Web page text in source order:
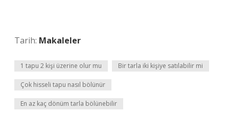
Tarih: Makaleler
1 tapu 2 kişi üzerine olur mu Bir tarla iki kişiye satılabilir mi
Çok hisseli tapu nasıl bölünür
En az kaç dönüm tarla bölünebilir